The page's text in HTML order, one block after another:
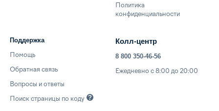
Политика
конфиденциальности
Поддержка
Помощь
Обратная связь
Вопросы и ответы
Поиск страницы по коду
Колл-центр
8 800 350-46-56
Ежедневно с 8:00 до 20:00